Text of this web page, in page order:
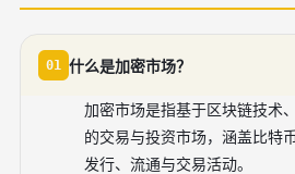
01 什么是加密市场？
加密市场是指基于区块链技术
的交易与投资市场，涵盖比特
发行、流通与交易活动。